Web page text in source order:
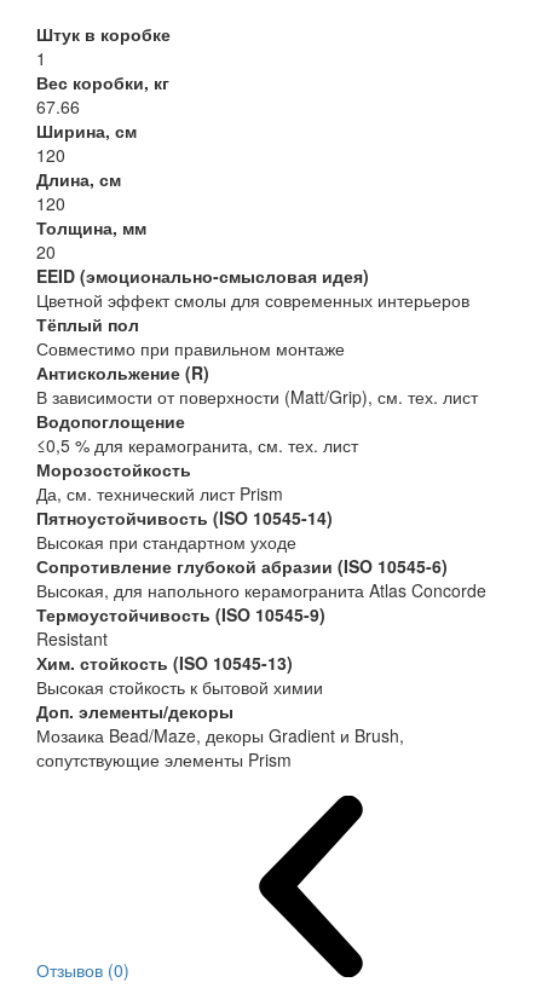
Штук в коробке
1
Вес коробки, кг
67.66
Ширина, см
120
Длина, см
120
Толщина, мм
20
EEID (эмоционально-смысловая идея)
Цветной эффект смолы для современных интерьеров
Тёплый пол
Совместимо при правильном монтаже
Антискольжение (R)
В зависимости от поверхности (Matt/Grip), см. тех. лист
Водопоглощение
≤0,5 % для керамогранита, см. тех. лист
Морозостойкость
Да, см. технический лист Prism
Пятноустойчивость (ISO 10545-14)
Высокая при стандартном уходе
Сопротивление глубокой абразии (ISO 10545-6)
Высокая, для напольного керамогранита Atlas Concorde
Термоустойчивость (ISO 10545-9)
Resistant
Хим. стойкость (ISO 10545-13)
Высокая стойкость к бытовой химии
Доп. элементы/декоры
Мозаика Bead/Maze, декоры Gradient и Brush,
сопутствующие элементы Prism
Отзывов (0)